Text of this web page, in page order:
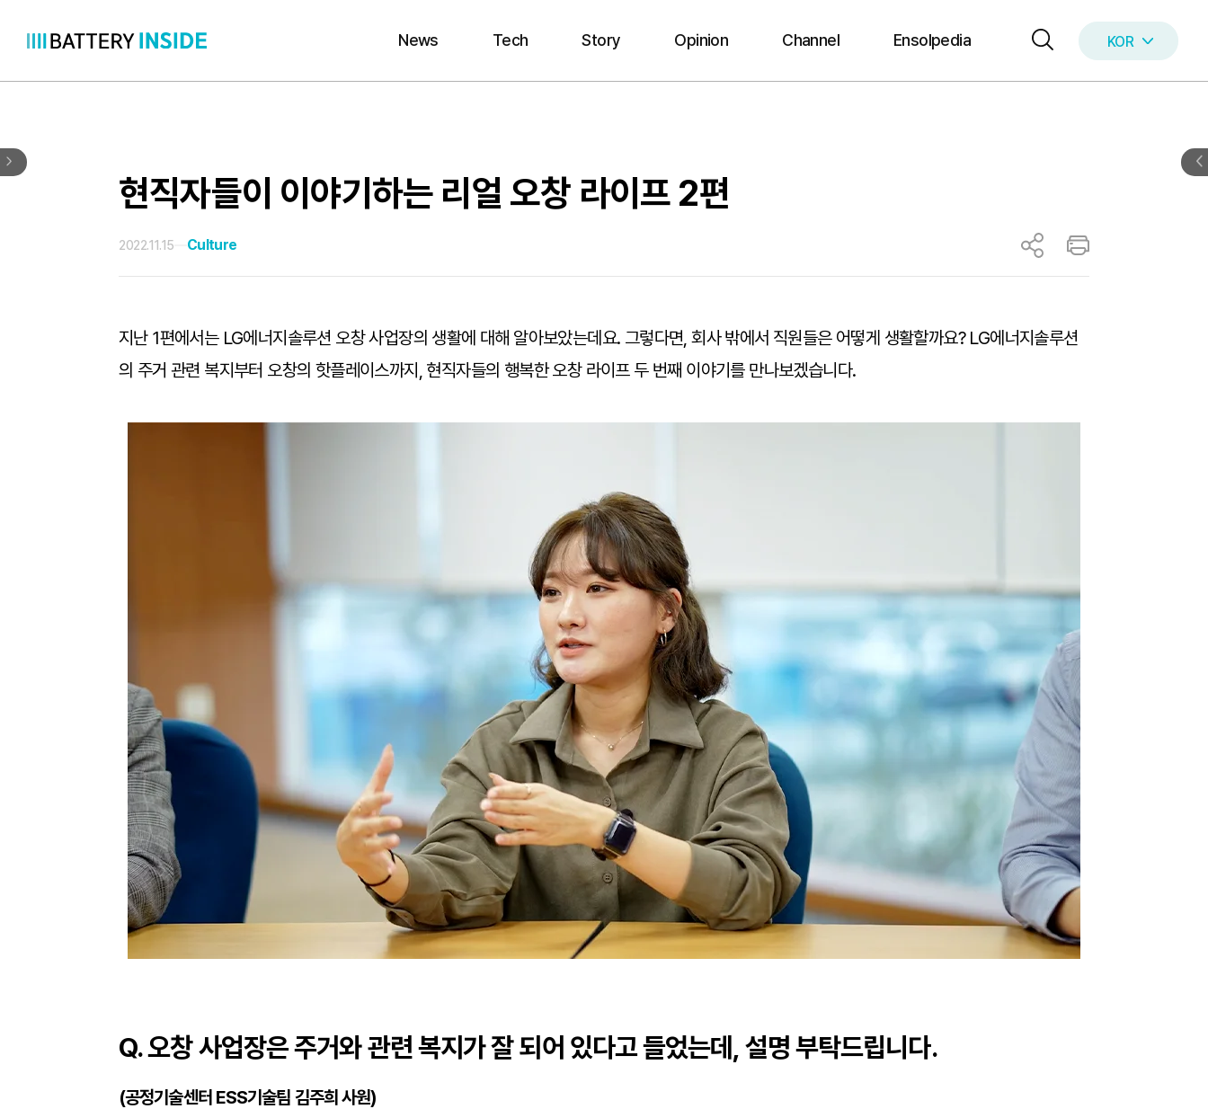
츠
바
로
News Tech Story Opinion Channel Ensolpedia KOR
ENG
현직자들이 이야기하는 리얼 오창 라이프 2편
2022.11.15 Culture
지난 1편에서는 LG에너지솔루션 오창 사업장의 생활에 대해 알아보았는데요. 그렇다면, 회사 밖에서 직원들은 어떻게 생활할까요? LG에너지솔루션
의 주거 관련 복지부터 오창의 핫플레이스까지, 현직자들의 행복한 오창 라이프 두 번째 이야기를 만나보겠습니다.
Q. 오창 사업장은 주거와 관련 복지가 잘 되어 있다고 들었는데, 설명 부탁드립니다.
(공정기술센터 ESS기술팀 김주희 사원)